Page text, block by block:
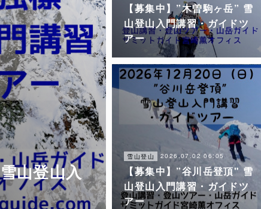
山登山入
【募集中】”木曽駒ヶ岳” 雪
山登山入門講習・ガイドツ
アー
雪山登山 2026.07.02 06:05
【募集中】”谷川岳登頂" 雪
山登山入門講習・ガイドツ
アー